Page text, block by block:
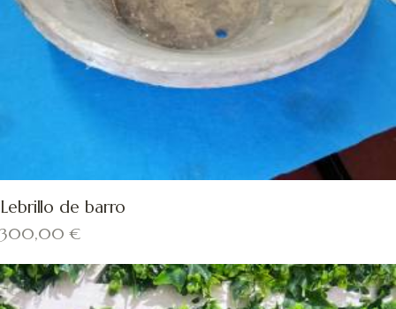
Lebrillo de barro
300,00 €